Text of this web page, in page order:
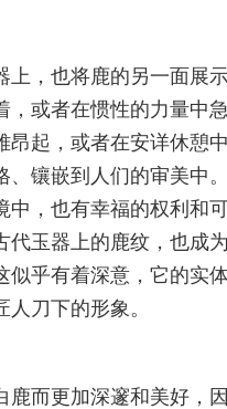
上，也将鹿的另一面展
，或者在惯性的力量中
昂起，或者在安详休憩
、镶嵌到人们的审美中
中，也有幸福的权利和
代玉器上的鹿纹，也成
似乎有着深意，它的实
人刀下的形象。
鹿而更加深邃和美好，